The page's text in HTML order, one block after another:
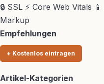
🔒 SSL ⚡ Core Web Vitals
Markup
Empfehlungen
+ Kostenlos eintragen
Artikel-Kategorien